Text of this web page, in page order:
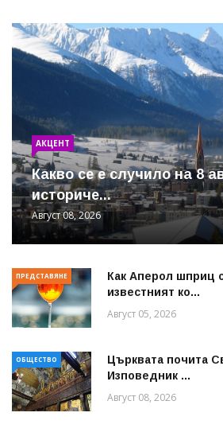
АКЦЕНТ
Какво се е случило на 8
историче...
Август 08, 2026
ПРЕДСТАВЯНЕ
Как Аперол шприц
известният ко...
Август 05, 2026
ОБЩЕСТВО
Църквата почита
Изповедник ...
Август 08, 2026